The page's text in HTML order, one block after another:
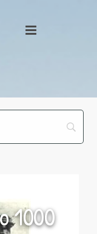
1000